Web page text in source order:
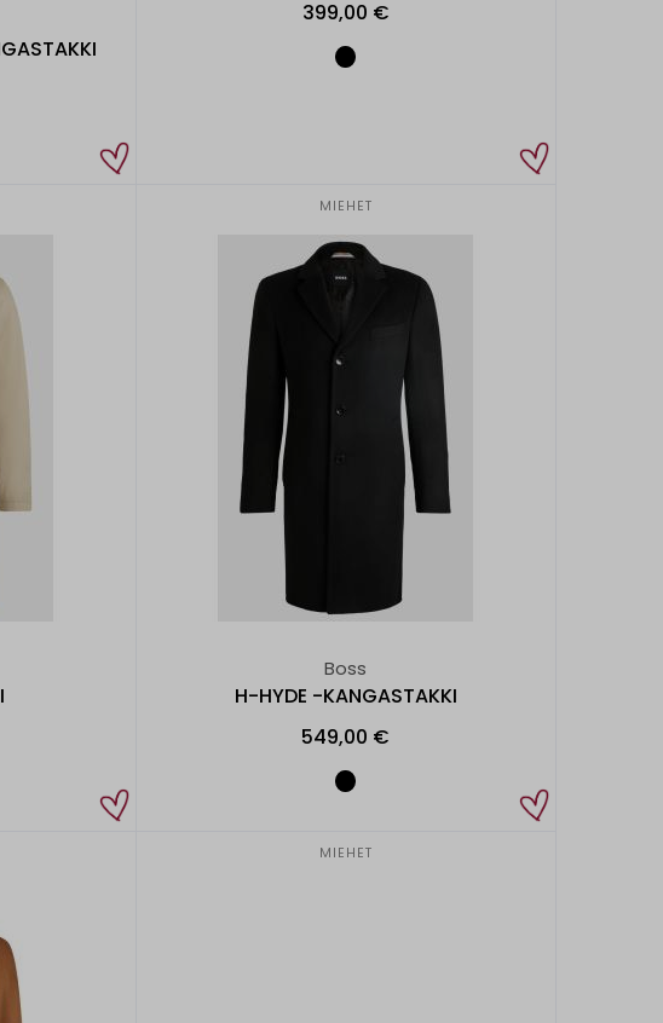
399,00 €
MIEHET
Boss
H-HYDE -KANGASTAKKI
549,00 €
MIEHET